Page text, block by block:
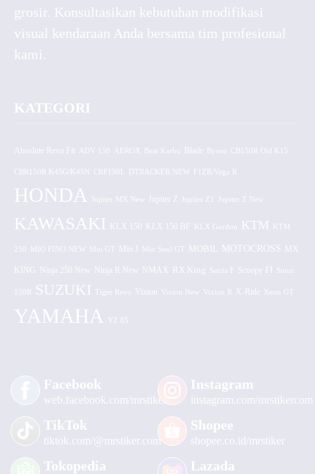
grosir. Konsultasikan kebutuhan modifikasi
visual kendaraan Anda bersama tim profesional
kami.
KATEGORI
Absolute Revo Fit ADV 150 AEROX CB150R Old K15
CBR150R K45G/K45N CRF150L DTRACKER NEW F1ZR/Vega R
HONDA Jupiter MX New Jupiter Z
KAWASAKI KLX 150 KLX 150 BF KLX Gordon KTM KTM
250 MIO FINO NEW Mio GT Mio J Mio Soul GT MOBIL MOTOCROSS MX
KING Ninja 250 New Ninja R New NMAX RX King Satria F Scoopy FI Sonic
150R SUZUKI Tiger Revo Vixion Vixion New Vixion R X-Ride Xeon GT
YAMAHA YZ 85
Facebook
web.facebook.com/mrstiker
Instagram
instagram.com/mrstikercom
TikTok
tiktok.com/@mrstiker.com
Shopee
shopee.co.id/mrstiker
Tokopedia Lazada